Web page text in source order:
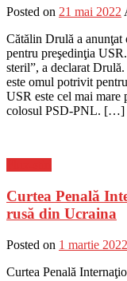
Posted on 21 mai 2022
Cătălin Drulă a anunţat
pentru preşedinţia
steril”, a declarat
este omul potrivit
USR este cel mai mare
colosul PSD-PNL. […]
Curtea Penală
rusă din Ucraina
Posted on 1 martie 2022
Curtea Penală